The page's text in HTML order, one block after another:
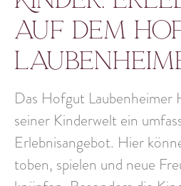
auf dem
Das Hofgut Laubenheimer
seiner Kinderwelt ein
Erlebnisangebot. Hier
toben, spielen und neue